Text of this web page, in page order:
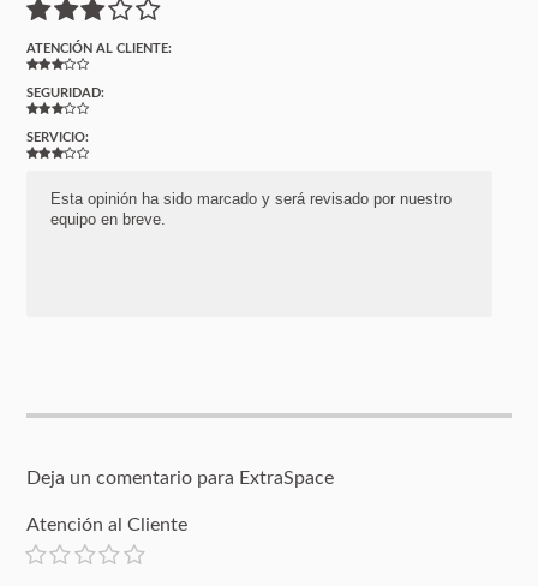
ATENCIÓN AL CLIENTE:
SEGURIDAD:
SERVICIO:
Esta opinión ha sido marcado y será revisado por nuestro
equipo en breve.
Deja un comentario para ExtraSpace
Atención al Cliente